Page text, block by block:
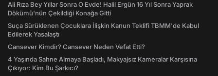
Ali Rıza Bey Yıllar Sonra O Evde! Halil Ergün 16 Yıl Sonra Yaprak
Dökümü'nün Çekildiği Konağa Gitti
Suça Sürüklenen Çocuklara İlişkin Kanun Teklifi TBMM'de Kabul
Edilerek Yasalaştı
Cansever Kimdir? Cansever Neden Vefat Etti?
4 Yaşında Sahne Almaya Başladı, Makyajsız Kameralar Karşısına
Çıkıyor: Kim Bu Şarkıcı?